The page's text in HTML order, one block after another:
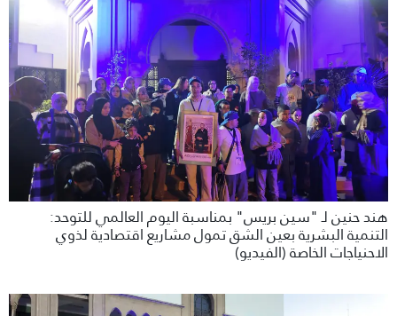
هند حنين لـ "سين بريس" بمناسبة اليوم العالمي للتوحد:
التنمية البشرية بعين الشق تمول مشاريع اقتصادية لذوي
الاحنياجات الخاصة (الفيديو)